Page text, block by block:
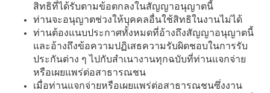
สิทธิที่ได้รับตามข้อตกลงในสัญญาอนุญาตนี้
ท่านจะอนุญาตช่วงให้บุคคลอื่นใช้สิทธิในงานไม่ได้
ท่านต้องแนบประกาศทั้งหมดที่อ้างถึงสัญญาอนุญาตนี้
และอ้างถึงข้อความปฏิเสธความรับผิดชอบในการรับ
ประกันต่าง ๆ ไปกับสำเนางานทุกฉบับที่ท่านแจกจ่าย
หรือเผยแพร่ต่อสาธารณชน
เมื่อท่านแจกจ่ายหรือเผยแพร่ต่อสาธารณชนซึ่งงาน